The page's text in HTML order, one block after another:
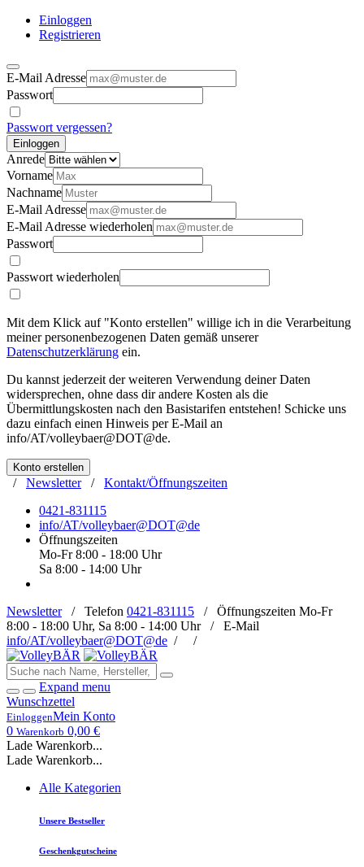
Einloggen
Registrieren
E-Mail Adresse
Passwort
Passwort vergessen?
Einloggen
Anrede
Vorname
Nachname
E-Mail Adresse
E-Mail Adresse wiederholen
Passwort
Passwort wiederholen
Mit dem Klick auf "Konto erstellen" willige ich in die Verarbeitung
meiner personenbezogenen Daten gemäß unserer
Datenschutzerklärung ein.
Du kannst jederzeit der weiteren Verwendung deiner Daten
widersprechen, ohne dass dir andere Kosten als die
Übermittlungskosten nach den Basistarifen entstehen! Schicke uns
dazu einfach einen Hinweis per E-Mail an
info/AT/volleybaer@DOT@de.
Konto erstellen
/ Newsletter/ Kontakt/Öffnungszeiten
0421-831115
info/AT/volleybaer@DOT@de
Öffnungszeiten
Mo-Fr 8:00 - 18:00 Uhr
Sa 8:00 - 14:00 Uhr
Newsletter/ Telefon 0421-831115 / Öffnungszeiten Mo-Fr
8:00 - 18:00 Uhr, Sa 8:00 - 14:00 Uhr / E-Mail
info/AT/volleybaer@DOT@de / /
Expand menu
Wunschzettel
EinloggenMein Konto
0 Warenkorb 0,00 €
Lade Warenkorb...
Lade Warenkorb...
Alle Kategorien
Unsere Bestseller
Geschenkgutscheine